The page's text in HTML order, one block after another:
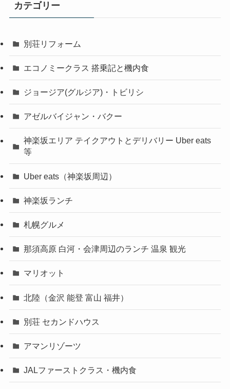
カテゴリー
別荘リフォーム
エコノミークラス 搭乗記と機内食
ジョージア(グルジア)・トビリシ
アゼルバイジャン・バクー
神楽坂エリア テイクアウトとデリバリー Uber eats
等
Uber eats（神楽坂周辺）
神楽坂ランチ
札幌グルメ
那須高原 白河・会津周辺のランチ 温泉 観光
マリオット
北陸（金沢 能登 富山 福井）
別荘 セカンドハウス
アマンリゾーツ
JALファーストクラス・機内食